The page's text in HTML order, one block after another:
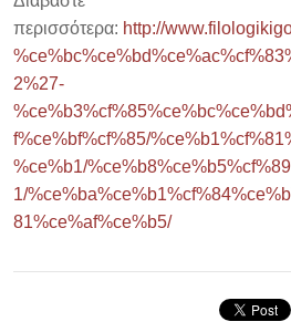
περισσότερα: http://
2%27-
f%ce%bf%cf%85/
%ce%b1/
1/
81%ce%af%ce%b5/